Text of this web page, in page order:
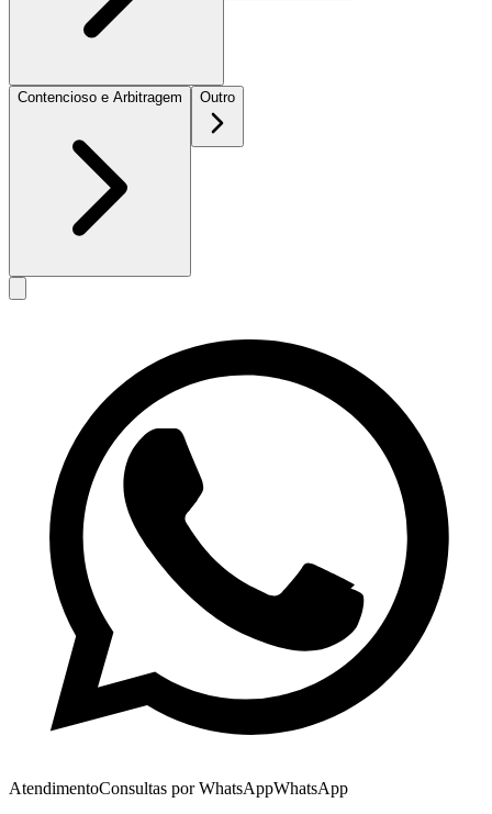
Contencioso e Arbitragem Outro
AtendimentoConsultas por WhatsAppWhatsApp